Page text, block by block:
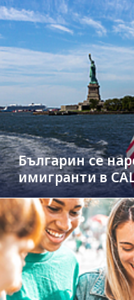
Българин се
имигранти в